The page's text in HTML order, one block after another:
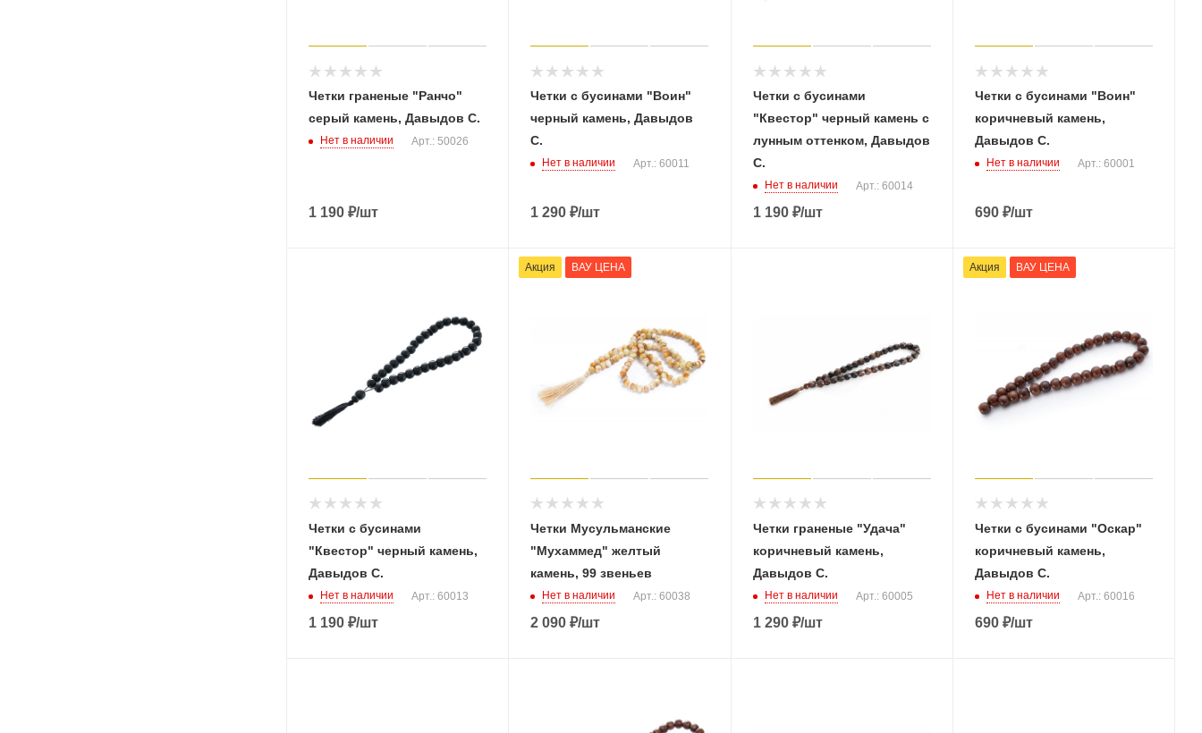
Четки граненые "Ранчо"
серый камень, Давыдов С.
Нет в наличии Арт.: 50026
1 190 ₽/шт
Четки с бусинами "Воин"
черный камень, Давыдов
С.
Нет в наличии Арт.: 60011
1 290 ₽/шт
Четки с бусинами
"Квестор" черный камень с
лунным оттенком, Давыдов
С.
Нет в наличии Арт.: 60014
1 190₽/шт
Четки с бусинами "Воин"
коричневый камень,
Давыдов С.
Нет в наличии Арт.: 60001
690₽/шт
Четки с бусинами
"Квестор" черный камень,
Давыдов С.
Нет в наличии Арт.: 60013
1 190 ₽/шт
Акция ВАУ ЦЕНА
Четки Мусульманские
"Мухаммед" желтый
камень, 99 звеньев
Нет в наличии Арт.: 60038
2 090 ₽/шт
Четки граненые "Удача"
коричневый камень,
Давыдов С.
Нет в наличии Арт.: 60005
1 290₽/шт
Акция ВАУ ЦЕНА
Четки с бусинами "Оскар"
коричневый камень,
Давыдов С.
Нет в наличии Арт.: 60016
690₽/шт